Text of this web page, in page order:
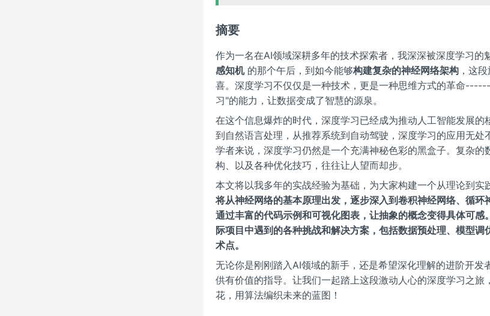
摘要
作为一名在AI领域深耕多年的技术探索者，我深深被深度学习的
感知机的那个午后，到如今能够构建复杂的神经网络架构 ，这
喜。深度学习不仅仅是一种技术，更是一种思维方式的革命
习"的能力，让数据变成了智慧的源泉。
在这个信息爆炸的时代，深度学习已经成为推动人工智能发展的
到自然语言处理，从推荐系统到自动驾驶，深度学习的应用无处
学者来说，深度学习仍然是一个充满神秘色彩的黑盒子。复杂的
构、以及各种优化技巧，往往让人望而却步。
本文将以我多年的实战经验为基础，为大家构建一个从理论到实
将从神经网络的基本原理出发，逐步深入到卷积神经网络、循环
通过丰富的代码示例和可视化图表，让抽象的概念变得具体可感
际项目中遇到的各种挑战和解决方案，包括数据预处理、模型调
术点。
无论你是刚刚踏入AI领域的新手，还是希望深化理解的进阶开发
供有价值的指导。让我们一起踏上这段激动人心的深度学习之旅
花，用算法编织未来的蓝图！